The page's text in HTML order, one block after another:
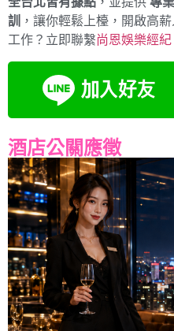
訓
，讓你輕鬆上檯，開啟高
工作？立即聯繫尚恩娛樂經紀
酒店公關應徵